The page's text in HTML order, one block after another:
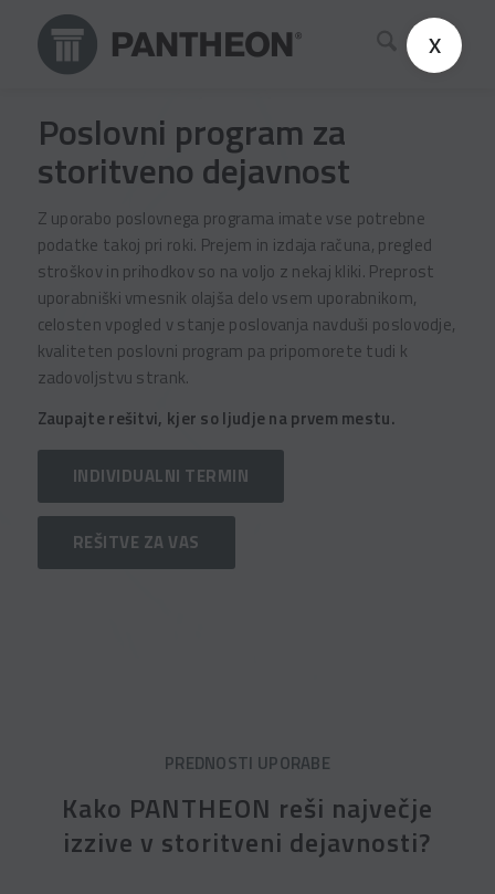
Poslovni program za
storitveno dejavnost
Z uporabo poslovnega programa imate vse potrebne
podatke takoj pri roki. Prejem in izdaja računa, pregled
stroškov in prihodkov so na voljo z nekaj kliki. Preprost
uporabniški vmesnik olajša delo vsem uporabnikom,
celosten vpogled v stanje poslovanja navduši poslovodje,
kvaliteten poslovni program pa pripomorete tudi k
zadovoljstvu strank.
Zaupajte rešitvi, kjer so ljudje na prvem mestu.
INDIVIDUALNI TERMIN
REŠITVE ZA VAS
PREDNOSTI UPORABE
Kako PANTHEON reši največje
izzive v storitveni dejavnosti?
X